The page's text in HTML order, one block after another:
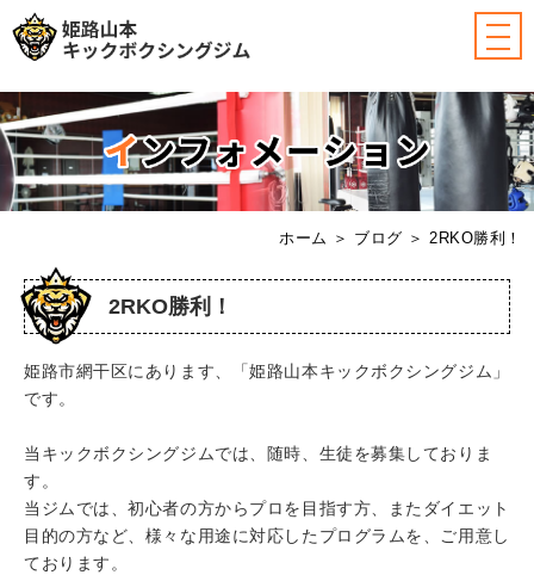
ホーム ＞ ブログ ＞ 2RKO勝利！
2RKO勝利！
姫路市網干区にあります、「姫路山本キックボクシングジム」
です。
当キックボクシングジムでは、随時、生徒を募集しておりま
す。
当ジムでは、初心者の方からプロを目指す方、またダイエット
目的の方など、様々な用途に対応したプログラムを、ご用意し
ております。